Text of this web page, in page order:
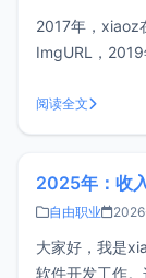
2017年，xiaoz
ImgURL，
求变复杂、图
2026 年 1 月
阅读全文
2025年：收
自由职业
大家好，我是
软件开发工作